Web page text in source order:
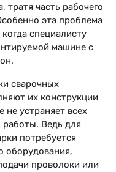
тратя часть рабочего
эта проблема
специалисту
машине с
сварочных
их конструкции
устраняет всех
Ведь для
потребуется
оборудования,
проволоки или